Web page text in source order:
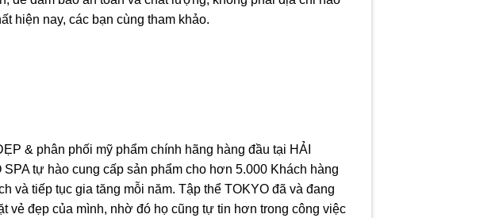
hiện nay, các bạn cùng tham khảo.
& phân phối mỹ phẩm chính hãng hàng đầu tại HẢI
tự hào cung cấp sản phẩm cho hơn 5.000 Khách hàng
và tiếp tục gia tăng mỗi năm. Tập thể TOKYO đã và đang
đẹp của mình, nhờ đó họ cũng tự tin hơn trong công việc